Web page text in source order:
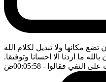
مكانها ولا تبديل لكلام الله
ما اردنا الا احسانا وتوفيقا.
على النفي فقالوا - 00:05:58 ضَ